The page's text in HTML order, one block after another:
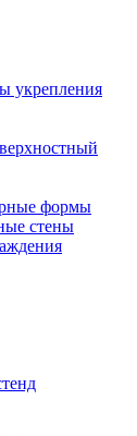
укрепления
формы
стены